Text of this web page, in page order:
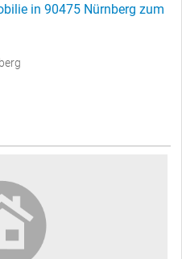
in 90475 Nürnberg zum